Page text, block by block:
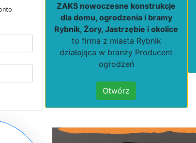
ZAKS nowoczesne konstrukcje
dla domu, ogrodzenia i bramy
Rybnik, Żory, Jastrzębie i okolice
to firma z miasta Rybnik
działająca w branży Producent
ogrodzeń
Otwórz